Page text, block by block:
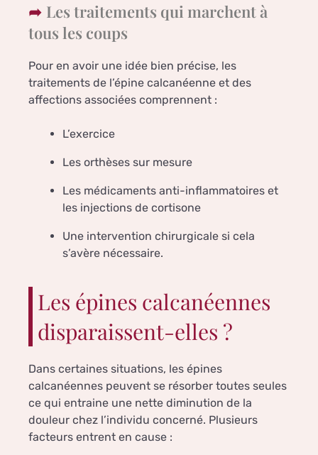
Les traitements qui marchent à
tous les coups
Pour en avoir une idée bien précise, les
traitements de l’épine calcanéenne et des
affections associées comprennent :
L’exercice
Les orthèses sur mesure
Les médicaments anti-inflammatoires et
les injections de cortisone
Une intervention chirurgicale si cela
s’avère nécessaire.
Les épines calcanéennes
disparaissent-elles ?
Dans certaines situations, les épines
calcanéennes peuvent se résorber toutes seules
ce qui entraine une nette diminution de la
douleur chez l’individu concerné. Plusieurs
facteurs entrent en cause :